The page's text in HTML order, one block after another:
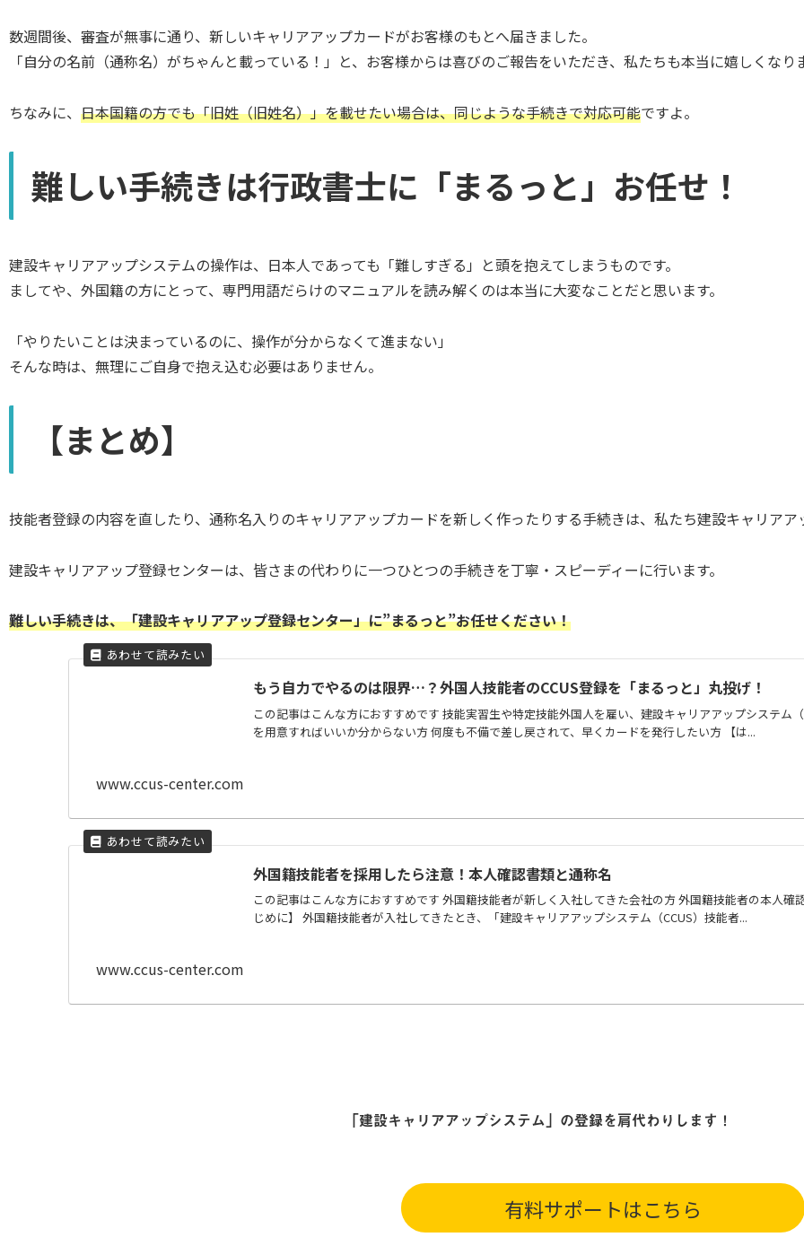
数週間後、審査が無事に通り、新しいキャリアアップカードがお客様のもとへ届きました。
「自分の名前（通称名）がちゃんと載っている！」と、お客様からは喜びのご報告をいただき、私たちも本当に嬉しくなり
ちなみに、 日本国籍の方でも「旧姓（旧姓名）」を載せたい場合は、同じような手続きで対応可能ですよ。
難しい手続きは行政書士に「まるっと」お任せ！
建設キャリアアップシステムの操作は、日本人であっても「難しすぎる」と頭を抱えてしまうものです。
ましてや、外国籍の方にとって、専門用語だらけのマニュアルを読み解くのは本当に大変なことだと思います。
「やりたいことは決まっているのに、操作が分からなくて進まない」
そんな時は、無理にご自身で抱え込む必要はありません。
【まとめ】
技能者登録の内容を直したり、通称名入りのキャリアアップカードを新しく作ったりする手続きは、私たち建設キャリア
建設キャリアアップ登録センターは、皆さまの代わりに一つひとつの手続きを丁寧・スピーディーに行います。
難しい手続きは、「建設キャリアアップ登録センター」に”まるっと”お任せください！
もう自力でやるのは限界…？外国人技能者のCCUS登録を「まるっと」丸投げ！
この記事はこんな方におすすめです 技能実習生や特定技能外国人を雇い、建設キャリアアップシステム
を用意すればいいか分からない方 何度も不備で差し戻されて、早くカードを発行したい方 【は...
www.ccus-center.com
外国籍技能者を採用したら注意！本人確認書類と通称名
この記事はこんな方におすすめです 外国籍技能者が新しく入社してきた会社の方 外国籍技能者の本人
じめに】 外国籍技能者が入社してきたとき、「建設キャリアアップシステム（CCUS）技能者...
www.ccus-center.com
「建設キャリアアップシステム」の登録を肩代わりします！
有料サポートはこちら